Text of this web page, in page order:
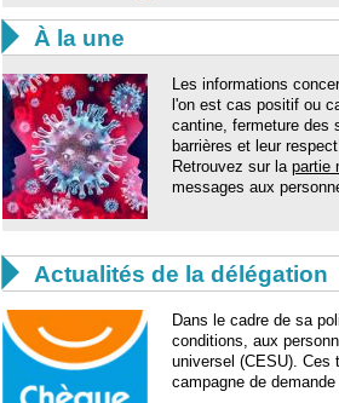
 À la une
Les informations
l'on est cas positif ou
cantine, fermeture des
barrières et leur
Retrouvez sur la partie
messages aux
 Actualités de la délégation
Dans le cadre de sa
conditions, aux
universel (CESU). Ces
campagne de